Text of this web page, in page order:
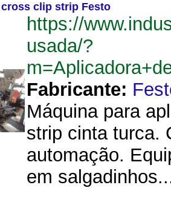
clip strip Festo
https://
usada/?
Fabricante:
Máquina para
strip cinta turca.
automação.
em